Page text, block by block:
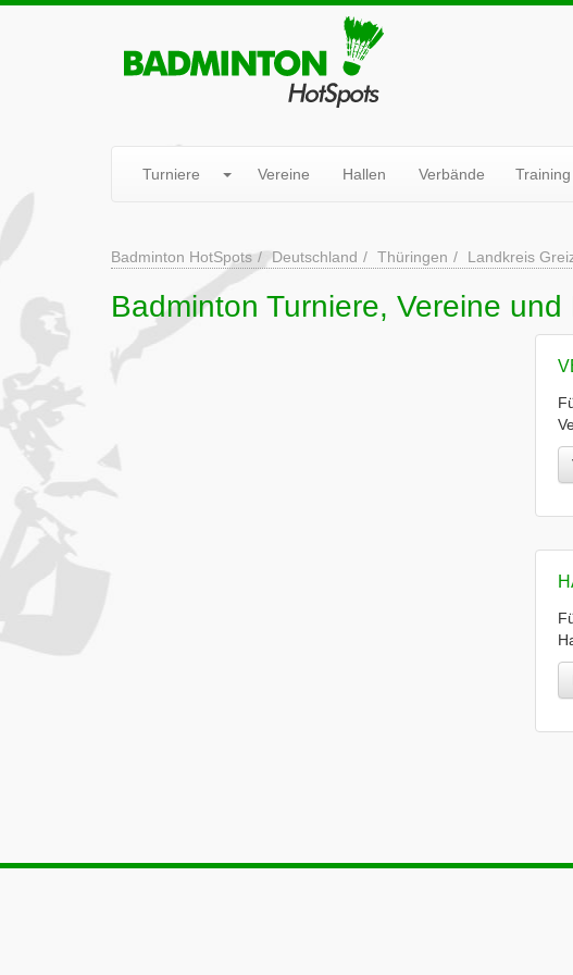
Turniere Vereine Hallen Verbände Training
Badminton HotSpots Deutschland Thüringen Landkreis
Badminton Turniere, Vereine